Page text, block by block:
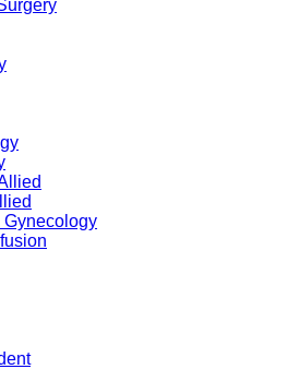
Gynecology